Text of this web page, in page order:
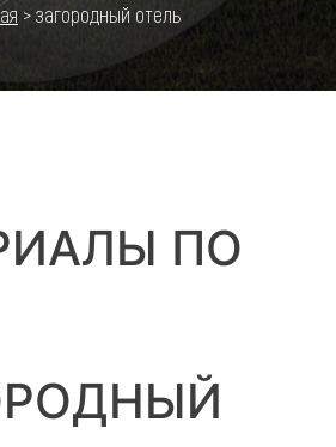
>загородный отель
ПО